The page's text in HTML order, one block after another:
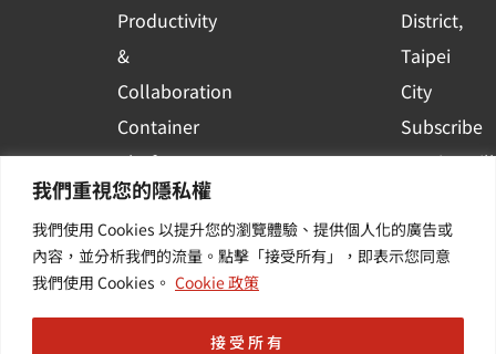
我們重視您的隱私權
我們使用 Cookies 以提升您的瀏覽體驗、提供個人化的廣告或
內容，並分析我們的流量。點擊「接受所有」，即表示您同意
我們使用 Cookies。 Cookie 政策
接受所有
Productivity
&
Collaboration
Container
Platform
Applications
Others /
Value-
District,
Taipei
City
Subscribe
to WingWill
the latest
event and